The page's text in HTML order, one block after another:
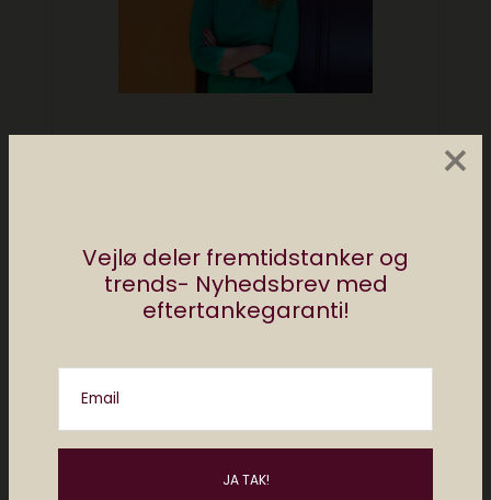
Vejlø deler fremtidstanker og
trends- Nyhedsbrev med
eftertankegaranti!
Email
×